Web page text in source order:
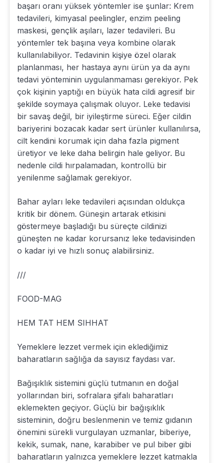
başarı oranı yüksek yöntemler ise şunlar: Krem
tedavileri, kimyasal peelingler, enzim peeling
maskesi, gençlik aşıları, lazer tedavileri. Bu
yöntemler tek başına veya kombine olarak
kullanılabiliyor. Tedavinin kişiye özel olarak
planlanması, her hastaya aynı ürün ya da aynı
tedavi yönteminin uygulanmaması gerekiyor. Pek
çok kişinin yaptığı en büyük hata cildi agresif bir
şekilde soymaya çalışmak oluyor. Leke tedavisi
bir savaş değil, bir iyileştirme süreci. Eğer cildin
bariyerini bozacak kadar sert ürünler kullanılırsa,
cilt kendini korumak için daha fazla pigment
üretiyor ve leke daha belirgin hale geliyor. Bu
nedenle cildi hırpalamadan, kontrollü bir
yenilenme sağlamak gerekiyor.
Bahar ayları leke tedavileri açısından oldukça
kritik bir dönem. Güneşin artarak etkisini
göstermeye başladığı bu süreçte cildinizi
güneşten ne kadar korursanız leke tedavisinden
o kadar iyi ve hızlı sonuç alabilirsiniz.
///
FOOD-MAG
HEM TAT HEM SIHHAT
Yemeklere lezzet vermek için eklediğimiz
baharatların sağlığa da sayısız faydası var.
Bağışıklık sistemini güçlü tutmanın en doğal
yollarından biri, sofralara şifalı baharatları
eklemekten geçiyor. Güçlü bir bağışıklık
sisteminin, doğru beslenmenin ve temiz gıdanın
önemini sürekli vurgulayan uzmanlar, biberiye,
kekik, sumak, nane, karabiber ve pul biber gibi
baharatların yalnızca yemeklere lezzet katmakla